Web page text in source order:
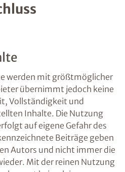
werden mit größtmöglicher
übernimmt jedoch keine
Vollständigkeit und
Inhalte. Die Nutzung
auf eigene Gefahr des
Beiträge geben
Autors und nicht immer die
Mit der reinen Nutzung